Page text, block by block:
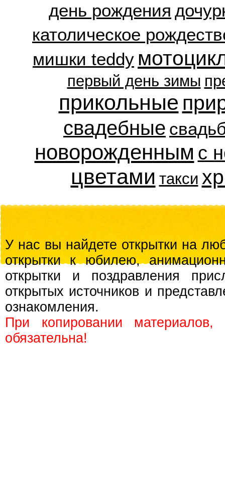
день рождения
католическое
мишки teddy
первый день зимы
прикольные
свадебные
новорожденным с
цветами такси
У нас вы найдете открытки на
открытки к юбилею,
открытки и поздравления
открытых источников и
ознакомления.
При копировании
обязательна!